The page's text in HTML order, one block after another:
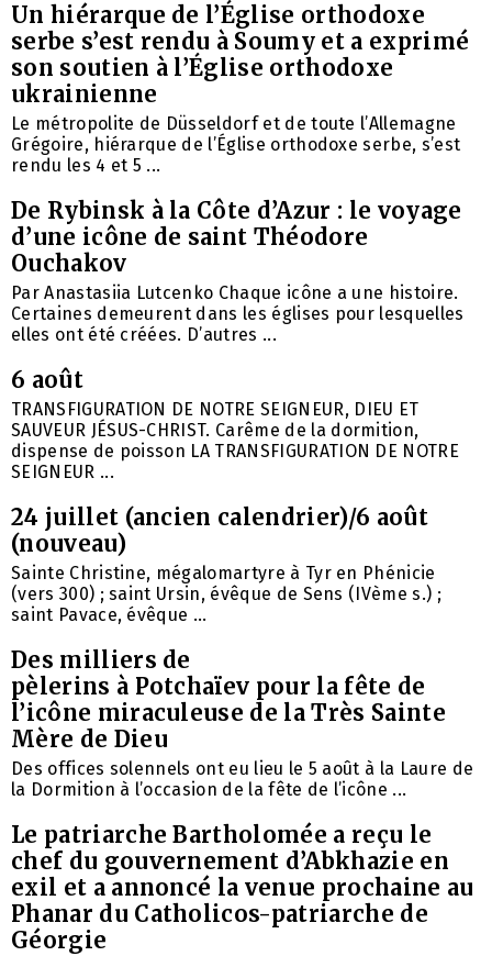
Un hiérarque de l’Église orthodoxe
serbe s’est rendu à Soumy et a exprimé
son soutien à l’Église orthodoxe
ukrainienne
Le métropolite de Düsseldorf et de toute l’Allemagne
Grégoire, hiérarque de l’Église orthodoxe serbe, s’est
rendu les 4 et 5 ...
De Rybinsk à la Côte d’Azur : le voyage
d’une icône de saint Théodore
Ouchakov
Par Anastasiia Lutcenko Chaque icône a une histoire.
Certaines demeurent dans les églises pour lesquelles
elles ont été créées. D’autres ...
6 août
TRANSFIGURATION DE NOTRE SEIGNEUR, DIEU ET
SAUVEUR JÉSUS-CHRIST. Carême de la dormition,
dispense de poisson LA TRANSFIGURATION DE NOTRE
SEIGNEUR ...
24 juillet (ancien calendrier)/6 août
(nouveau)
Sainte Christine, mégalomartyre à Tyr en Phénicie
(vers 300) ; saint Ursin, évêque de Sens (IVème s.) ;
saint Pavace, évêque ...
Des milliers de
pèlerins à Potchaïev pour la fête de
l’icône miraculeuse de la Très Sainte
Mère de Dieu
Des offices solennels ont eu lieu le 5 août à la Laure de
la Dormition à l’occasion de la fête de l’icône ...
Le patriarche Bartholomée a reçu le
chef du gouvernement d’Abkhazie en
exil et a annoncé la venue prochaine au
Phanar du Catholicos-patriarche de
Géorgie